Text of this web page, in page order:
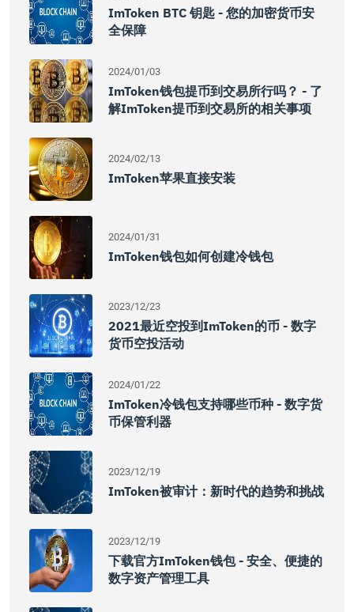
ImToken BTC 钥匙 - 您的加密货币安
全保障
2024/01/03
ImToken钱包提币到交易所行吗？ - 了
解imToken提币到交易所的相关事项
2024/02/13
ImToken苹果直接安装
2024/01/31
ImToken钱包如何创建冷钱包
2023/12/23
2021最近空投到imToken的币 - 数字
货币空投活动
2024/01/22
ImToken冷钱包支持哪些币种 - 数字货
币保管利器
2023/12/19
ImToken被审计：新时代的趋势和挑战
2023/12/19
下载官方imToken钱包 - 安全、便捷的
数字资产管理工具